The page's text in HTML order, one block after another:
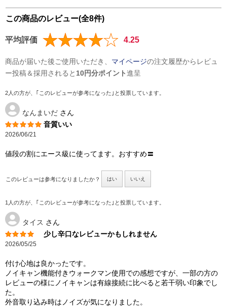
この商品のレビュー(全8件)
平均評価 4.25
商品が届いた後ご使用いただき、 マイページの注文履歴からレビュ
ー投稿＆採用されると 10円分ポイント進呈
2人の方が、｢このレビューが参考になった｣と投票しています。
なんまいだ さん
音質いい
2026/06/21
値段の割にエース級に使ってます。おすすめ〓
このレビューは参考になりましたか？ はい いいえ
1人の方が、｢このレビューが参考になった｣と投票しています。
タイス さん
少し辛口なレビューかもしれません
2026/05/25
付け心地は良かったです。
ノイキャン機能付きウォークマン使用での感想ですが、一部の方の
レビューの様にノイキャンは有線接続に比べると若干弱い印象でし
た。
外音取り込み時はノイズが気になりました。